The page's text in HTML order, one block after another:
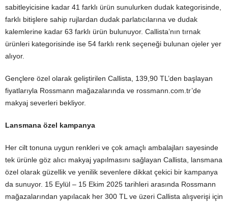
sabitleyicisine kadar 41 farklı ürün sunulurken dudak kategorisinde,
farklı bitişlere sahip rujlardan dudak parlatıcılarına ve dudak
kalemlerine kadar 63 farklı ürün bulunuyor. Callista’nın tırnak
ürünleri kategorisinde ise 54 farklı renk seçeneği bulunan ojeler yer
alıyor.
Gençlere özel olarak geliştirilen Callista, 139,90 TL’den başlayan
fiyatlarıyla Rossmann mağazalarında ve rossmann.com.tr’de
makyaj severleri bekliyor.
Lansmana özel kampanya
Her cilt tonuna uygun renkleri ve çok amaçlı ambalajları sayesinde
tek ürünle göz alıcı makyaj yapılmasını sağlayan Callista, lansmana
özel olarak güzellik ve yenilik sevenlere dikkat çekici bir kampanya
da sunuyor. 15 Eylül – 15 Ekim 2025 tarihleri arasında Rossmann
mağazalarından yapılacak her 300 TL ve üzeri Callista alışverişi için